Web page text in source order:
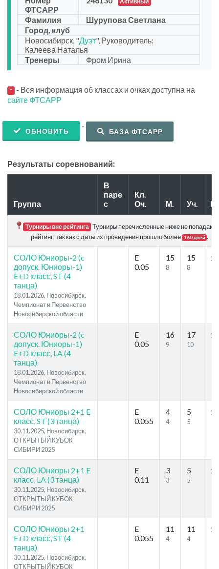
ФТСАРР
Фамилия
Шурупова Светлана
Город, клуб
Новосибирск, "Дуэт", Руководитель:
Калеева Наталья
Тренеры
Фром Ирина
* - Вся информация об классах и очках доступна на
сайте ФТСАРР
ОБНОВИТЬ
.
БАЗА ФТСАРР
Результаты соревнований:
Группа
В
паре
с
Кл.
Оч.
М. Уч. Р.
Турниры вне рейтинга Турниры перечисленные ниже не попадают
рейтинг, так как с даты их проведения прошло более
160 дней .
СОЛО Юниоры-2 (c
допуск. Юниоры-1)
E+D класс, ST (4
танца)
18.01.2026, Новосибирск,
Чемпионат и Первенство
Новосибирской области
E
0.05
15
8
15
8
10
СОЛО Юниоры-2 (c
допуск. Юниоры-1)
E+D класс, LA (4
танца)
18.01.2026, Новосибирск,
Чемпионат и Первенство
Новосибирской области
E
0.05
16
9
17
10
СОЛО Юниоры 2+1 E
класс, ST (3 танца)
30.11.2025, Новосибирск,
ОТКРЫТЫЙ КУБОК
СИБИРИ 2025
E
0.055
4
4
5
5
СОЛО Юниоры 2+1 E
класс, LA (3 танца)
30.11.2025, Новосибирск,
ОТКРЫТЫЙ КУБОК
СИБИРИ 2025
E
0.11
3
3
5
5
СОЛО Юниоры 2+1
E+D класс, ST (4
танца)
30.11.2025, Новосибирск,
ОТКРЫТЫЙ КУБОК
E
0.055
11
4
11
4
10